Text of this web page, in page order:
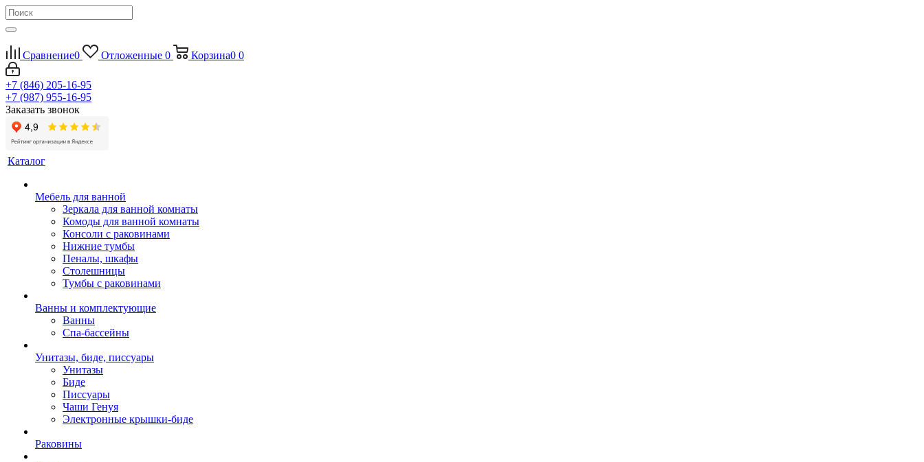
Сравнение0 Отложенные 0 Корзина0 0
+7 (846) 205-16-95
+7 (987) 955-16-95
Заказать звонок
Каталог
Мебель для ванной
Зеркала для ванной комнаты
Комоды для ванной комнаты
Консоли с раковинами
Нижние тумбы
Пеналы, шкафы
Столешницы
Тумбы с раковинами
Ванны и комплектующие
Ванны
Спа-бассейны
Унитазы, биде, писсуары
Унитазы
Биде
Писсуары
Чаши Генуя
Электронные крышки-биде
Раковины